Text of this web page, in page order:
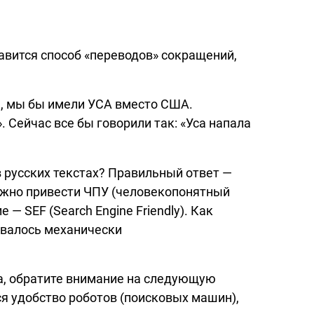
способ «переводов» сокращений,
мы бы имели УСА вместо США.
все бы говорили так: «Уса напала
текстах? Правильный ответ —
привести ЧПУ (человекопонятный
— SEF (Search Engine Friendly). Как
механически
обратите внимание на следующую
удобство роботов (поисковых машин),